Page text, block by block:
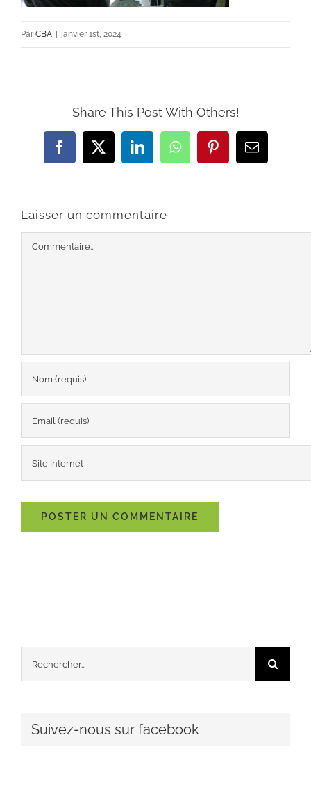
Par CBA | janvier 1st, 2024
Share This Post With Others!
Facebook
X LinkedInWhatsAppPinterestEmail
Laisser un commentaire
Commentaire
Rechercher:
Suivez-nous sur facebook